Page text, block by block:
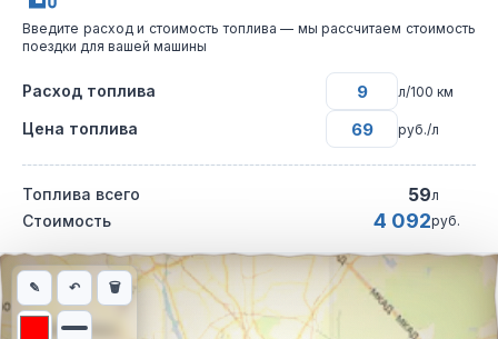
Введите расход и стоимость топлива — мы рассчитаем стоимость
поездки для вашей машины
Расход топлива л/100 км
Цена топлива руб./л
Топлива всего 59л
Стоимость 4 092руб.
Интерактивная карта автомобильного маршрута из города
✎ ↶ 🗑